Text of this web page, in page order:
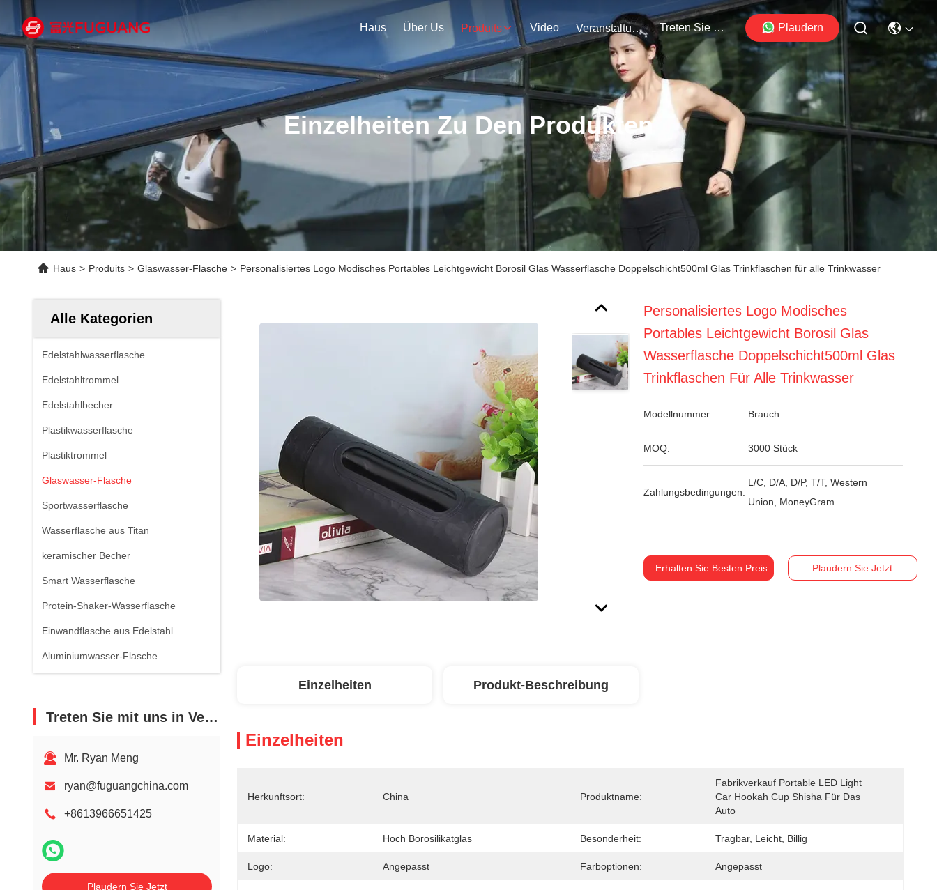
Haus Über Us Produits Video Veranstaltungen Treten Sie Mit Uns In Verbindung Plaudern
Einzelheiten Zu Den Produkten
Haus > Produits > Glaswasser-Flasche > Personalisiertes Logo Modisches Portables Leichtgewicht Borosil Glas Wasserflasche Doppelschicht500ml Glas Trinkflaschen für alle Trinkwasser
Alle Kategorien
Edelstahlwasserflasche
Edelstahltrommel
Edelstahlbecher
Plastikwasserflasche
Plastiktrommel
Glaswasser-Flasche
Sportwasserflasche
Wasserflasche aus Titan
keramischer Becher
Smart Wasserflasche
Protein-Shaker-Wasserflasche
Einwandflasche aus Edelstahl
Aluminiumwasser-Flasche
Treten Sie mit uns in Verbindung
Mr. Ryan Meng
ryan@fuguangchina.com
+8613966651425
Plaudern Sie Jetzt
Personalisiertes Logo Modisches
Portables Leichtgewicht Borosil Glas
Wasserflasche Doppelschicht500ml Glas
Trinkflaschen Für Alle Trinkwasser
Modellnummer: Brauch
MOQ: 3000 Stück
Zahlungsbedingungen:
L/C, D/A, D/P, T/T, Western
Union, MoneyGram
Erhalten Sie Besten Preis Plaudern Sie Jetzt
Einzelheiten Produkt-Beschreibung
Einzelheiten
Herkunftsort: China Produktname:
Fabrikverkauf Portable LED Light
Car Hookah Cup Shisha Für Das
Auto
Material: Hoch Borosilikatglas Besonderheit: Tragbar, Leicht, Billig
Logo: Angepasst Farboptionen: Angepasst